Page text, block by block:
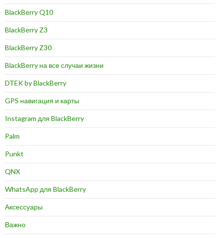
BlackBerry Q10
BlackBerry Z3
BlackBerry Z30
BlackBerry на все случаи жизни
DTEK by BlackBerry
GPS навигация и карты
Instagram для BlackBerry
Palm
Punkt
QNX
WhatsApp для BlackBerry
Аксессуары
Важно